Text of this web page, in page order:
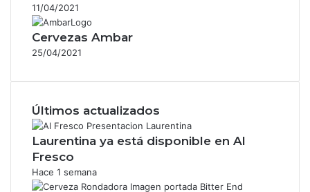
11/04/2021
Cervezas Ambar
25/04/2021
Últimos actualizados
Laurentina ya está disponible en Al
Fresco
Hace 1 semana